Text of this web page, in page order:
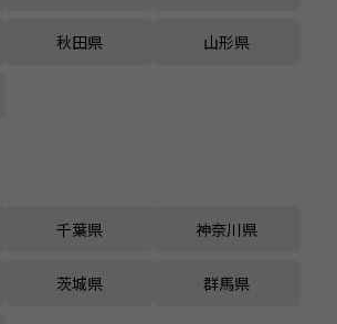
秋田県 山形県
千葉県 神奈川県
茨城県 群馬県